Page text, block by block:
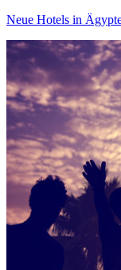
Neue Hotels in